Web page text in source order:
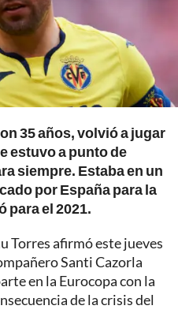
35 años, volvió a jugar
estuvo a punto de
siempre. Estaba en un
por España para la
para el 2021.
Torres afirmó este jueves
Santi Cazorla
en la Eurocopa con la
de la crisis del